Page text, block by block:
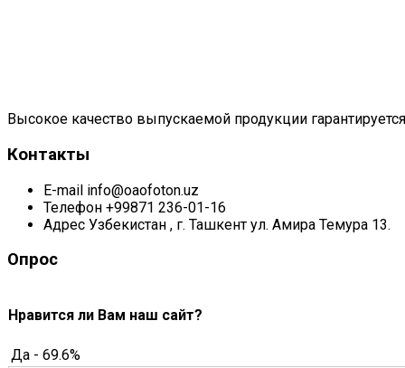
Высокое качество выпускаемой продукции
Контакты
E-mail info@oaofoton.uz
Телефон +99871 236-01-16
Адрес Узбекистан , г. Ташкент ул. Амира Темура 13.
Опрос
Нравится ли Вам наш сайт?
Да - 69.6%